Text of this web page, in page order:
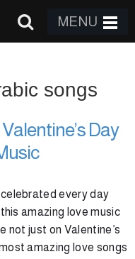
MENU
songs
Day
every day
amazing love music
not just on Valentine’s
amazing love songs